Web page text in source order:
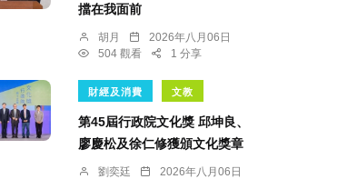
擋在我面前
胡月
2026年八月06日
504 觀看
1 分享
財經及消費 文教
第45屆行政院文化獎 邱坤良、
廖慶松及徐仁修獲頒文化獎章
劉奕廷
2026年八月06日